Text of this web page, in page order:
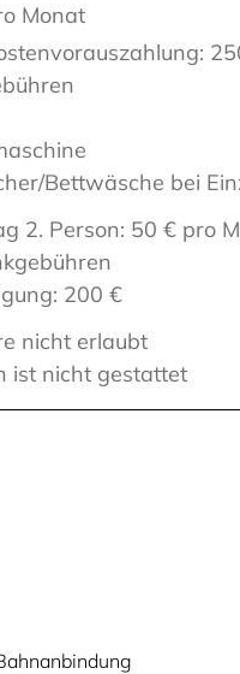
Monat
Bettwäsche bei
2. Person: 50 € pro
200 €
nicht erlaubt
ist nicht gestattet